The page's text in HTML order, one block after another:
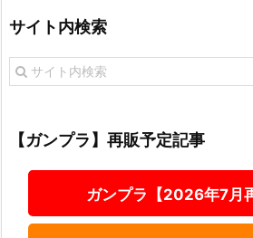
サイト内検索
【ガンプラ】再販予定記事
ガンプラ【2026年7月